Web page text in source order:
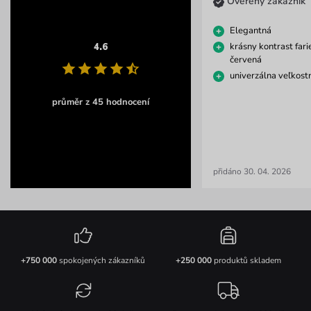
4.6
průměr z 45 hodnocení
Elegantná
krásny kontrast
červená
univerzálna
přidáno 30. 04. 2026
+750 000spokojených zákazníků +250 000produktů skladem